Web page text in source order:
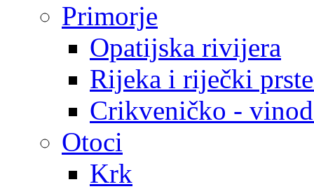
Primorje
Opatijska rivijera
Rijeka i riječki
Crikveničko -
Otoci
Krk